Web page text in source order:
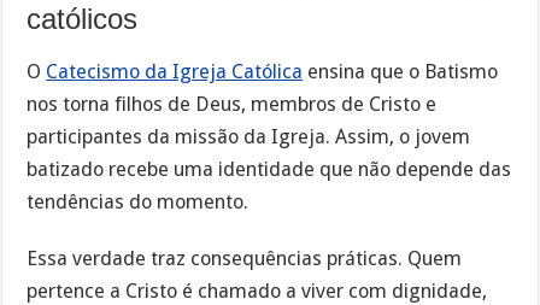
católicos
O Catecismo da Igreja Católica ensina que o Batismo
nos torna filhos de Deus, membros de Cristo e
participantes da missão da Igreja. Assim, o jovem
batizado recebe uma identidade que não depende das
tendências do momento.
Essa verdade traz consequências práticas. Quem
pertence a Cristo é chamado a viver com dignidade,